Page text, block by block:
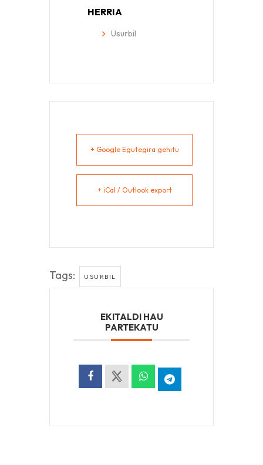
HERRIA
Usurbil
+ Google Egutegira gehitu
+ iCal / Outlook export
Tags: USURBIL
EKITALDI HAU
PARTEKATU